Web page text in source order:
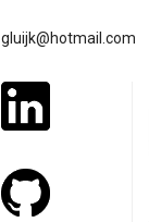
gluijk@hotmail.com